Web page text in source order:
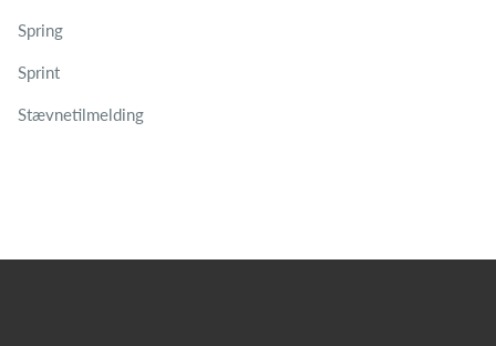
Spring
Sprint
Stævnetilmelding